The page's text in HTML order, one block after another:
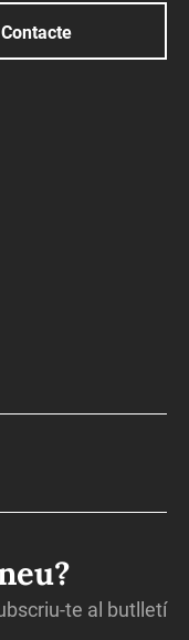
Contacte
te al butlletí